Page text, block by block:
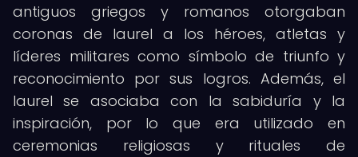
antiguos griegos y romanos otorgaban
coronas de laurel a los héroes, atletas y
líderes militares como símbolo de triunfo y
reconocimiento por sus logros. Además, el
laurel se asociaba con la sabiduría y la
inspiración, por lo que era utilizado en
ceremonias religiosas y rituales de